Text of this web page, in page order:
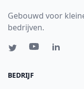
Gebouwd voor
bedrijven.
BEDRIJF